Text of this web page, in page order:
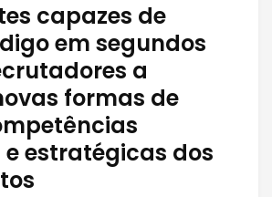
capazes de
em segundos
a
formas de
estratégicas dos